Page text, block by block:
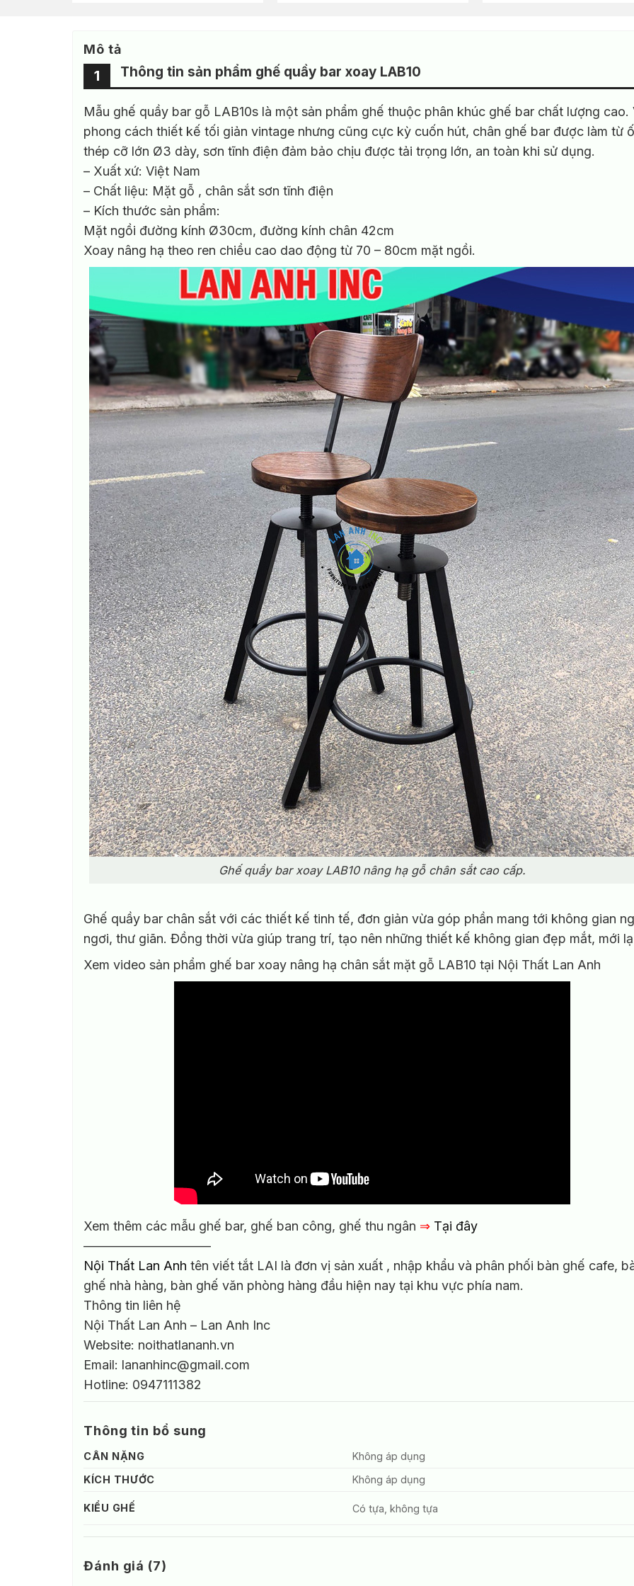
có
nhiều
biến
Các
tùy
chọn
được
chọn
trên
trang
Mô tả
Thông tin sản phẩm ghế quầy bar xoay LAB10
1
Mẫu ghế quầy bar gỗ LAB10s là một sản phẩm ghế thuộc phân khúc ghế bar chất lượng cao.
phong cách thiết kế tối giản vintage nhưng cũng cực kỳ cuốn hút, chân ghế bar được làm từ
thép cỡ lớn Ø3 dày, sơn tĩnh điện đảm bảo chịu được tải trọng lớn, an toàn khi sử dụng.
– Xuất xứ: Việt Nam
– Chất liệu: Mặt gỗ , chân sắt sơn tĩnh điện
– Kích thước sản phẩm:
Mặt ngồi đường kính Ø30cm, đường kính chân 42cm
Xoay nâng hạ theo ren chiều cao dao động từ 70 – 80cm mặt ngồi.
Ghế quầy bar xoay LAB10 nâng hạ gỗ chân sắt cao cấp.
Ghế quầy bar chân sắt với các thiết kế tinh tế, đơn giản vừa góp phần mang tới không gian
ngơi, thư giãn. Đồng thời vừa giúp trang trí, tạo nên những thiết kế không gian đẹp mắt, mới
Xem video sản phẩm ghế bar xoay nâng hạ chân sắt mặt gỗ LAB10 tại Nội Thất Lan Anh
Xem thêm các mẫu ghế bar, ghế ban công, ghế thu ngân ⇒ Tại đây
——————————
Nội Thất Lan Anh tên viết tắt LAI là đơn vị sản xuất , nhập khẩu và phân phối bàn ghế cafe,
ghế nhà hàng, bàn ghế văn phòng hàng đầu hiện nay tại khu vực phía nam.
Thông tin liên hệ
Nội Thất Lan Anh – Lan Anh Inc
Website: noithatlananh.vn
Email: lananhinc@gmail.com
Hotline: 0947111382
Thông tin bổ sung
CÂN NẶNG
Không áp dụng
KÍCH THƯỚC
Không áp dụng
KIỂU GHẾ Có tựa, không tựa
Đánh giá (7)